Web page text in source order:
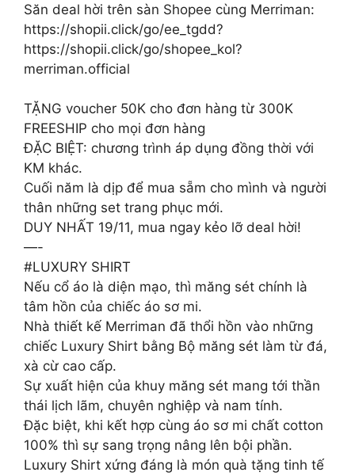
Săn deal hời trên sàn Shopee cùng Merriman:
https://shopii.click/go/ee_tgdd?
https://shopii.click/go/shopee_kol?
merriman.official
TẶNG voucher 50K cho đơn hàng từ 300K
FREESHIP cho mọi đơn hàng
ĐẶC BIỆT: chương trình áp dụng đồng thời với
KM khác.
Cuối năm là dịp để mua sẵm cho mình và người
thân những set trang phục mới.
DUY NHẤT 19/11, mua ngay kẻo lỡ deal hời!
—-
#LUXURY SHIRT
Nếu cổ áo là diện mạo, thì măng sét chính là
tâm hồn của chiếc áo sơ mi.
Nhà thiết kế Merriman đã thổi hồn vào những
chiếc Luxury Shirt bằng Bộ măng sét làm từ đá,
xà cừ cao cấp.
Sự xuất hiện của khuy măng sét mang tới thần
thái lịch lãm, chuyên nghiệp và nam tính.
Đặc biệt, khi kết hợp cùng áo sơ mi chất cotton
100% thì sự sang trọng nâng lên bội phần.
Luxury Shirt xứng đáng là món quà tặng tinh tế